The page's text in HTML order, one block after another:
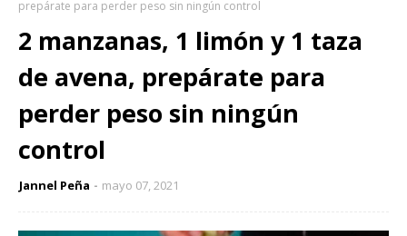
prepárate para perder peso sin ningún control
2 manzanas, 1 limón y 1 taza
de avena, prepárate para
perder peso sin ningún
control
Jannel Peña mayo 07, 2021